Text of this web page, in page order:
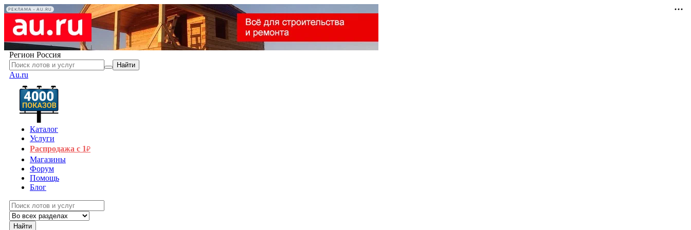
РЕКЛАМА • AU.RU
Регион Россия
Найти
Au.ru
Каталог
Услуги
Распродажа с 1₽
Магазины
Форум
Помощь
Блог
Найти